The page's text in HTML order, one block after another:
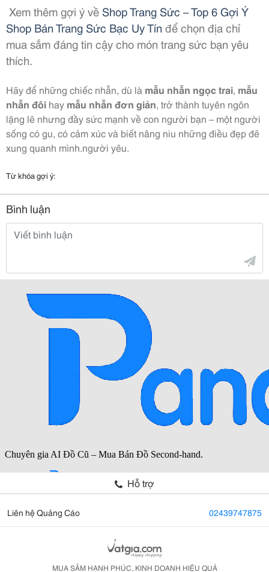
Xem thêm gợi ý về Shop Trang Sức – Top 6 Gợi Ý
Shop Bán Trang Sức Bạc Uy Tínđể chọn địa chỉ
mua sắm đáng tin cậy cho món trang sức bạn yêu
thích.
Hãy để những chiếc nhẫn, dù là mẫu nhẫn ngọc trai, mẫu
nhẫn đôi hay mẫu nhẫn đơn giản, trở thành tuyên ngôn
lặng lẽ nhưng đầy sức mạnh về con người bạn – một người
sống có gu, có cảm xúc và biết nâng niu những điều đẹp đẽ
xung quanh mình.người yêu.
Từ khóa gợi ý:
Bình luận
Hỗ trợ
Liên hệ Quảng Cáo 02439747875
MUA SẮM HẠNH PHÚC, KINH DOANH HIỆU QUẢ